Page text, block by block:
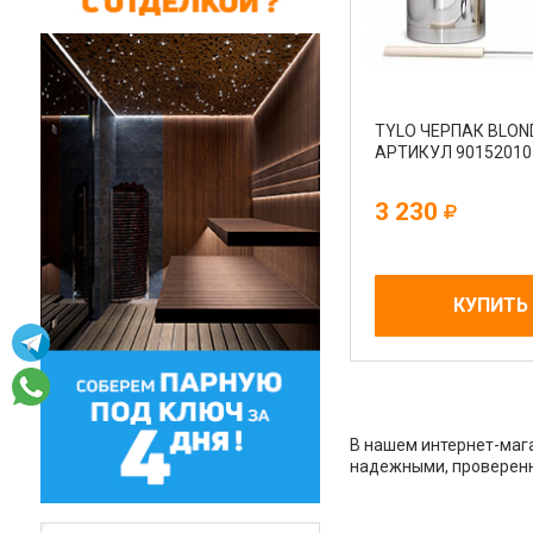
TYLO ЧЕРПАК
АРТИКУЛ 90152010
3 230
КУПИТЬ
В нашем интернет-
надежными,